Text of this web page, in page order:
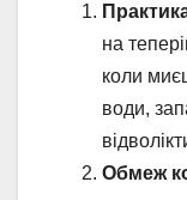
на
коли
води,
Обмеж